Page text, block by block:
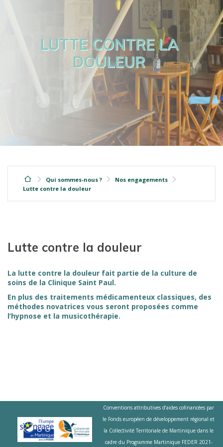
LUTTE CONTRE LA
DOULEUR
Qui sommes-nous ?
Nos engagements
Lutte contre la douleur
Lutte contre la douleur
La lutte contre la douleur fait partie de la culture de
soins de la Clinique Saint Paul.
En plus des traitements médicamenteux classiques, des
méthodes novatrices vous seront proposées comme
l’hypnose et la musicothérapie.
Conventions attributives d’aides cofinancées par
le Fonds européen de développement régional et
la Collectivité Territoriale de Martinique dans le
cadre du Programme Martinique FEDER 2021-